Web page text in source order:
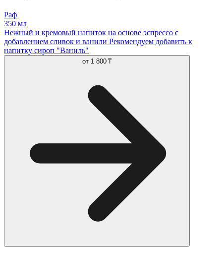
Раф
350 мл
Нежный и кремовый напиток на основе эспрессо с
добавлением сливок и ванили Рекомендуем добавить к
напитку сироп "Ваниль"
от 1 800 ₸